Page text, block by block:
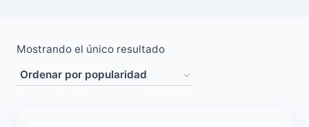
Mostrando el único resultado